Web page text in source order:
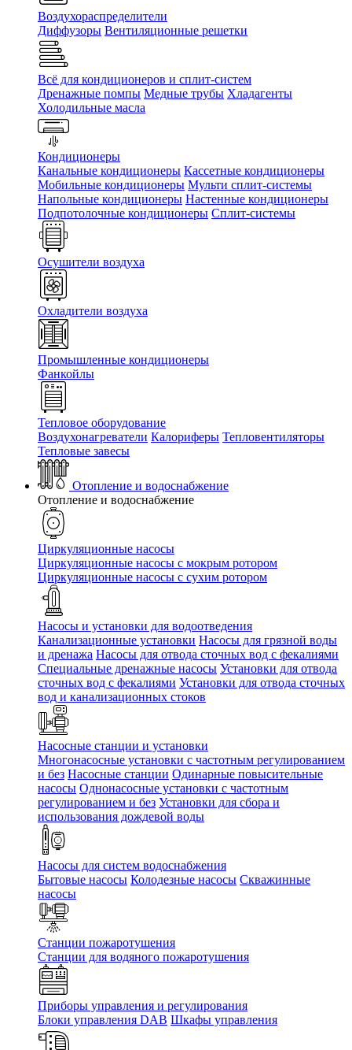
Воздухораспределители
Диффузоры Вентиляционные решетки
Всё для кондиционеров и сплит-систем
Дренажные помпы Медные трубы Хладагенты
Холодильные масла
Кондиционеры
Канальные кондиционеры Кассетные кондиционеры
Мобильные кондиционеры Мульти сплит-системы
Напольные кондиционеры Настенные кондиционеры
Подпотолочные кондиционеры Сплит-системы
Осушители воздуха
Охладители воздуха
Промышленные кондиционеры
Фанкойлы
Тепловое оборудование
Воздухонагреватели Калориферы Тепловентиляторы
Тепловые завесы
Отопление и водоснабжение
Отопление и водоснабжение
Циркуляционные насосы
Циркуляционные насосы с мокрым ротором
Циркуляционные насосы с сухим ротором
Насосы и установки для водоотведения
Канализационные установки Насосы для грязной воды
и дренажа Насосы для отвода сточных вод c фекалиями
Специальные дренажные насосы Установки для отвода
сточных вод c фекалиями Установки для отвода сточных
вод и канализационных стоков
Насосные станции и установки
Многонасосные установки с частотным регулированием
и без Насосные станции Одинарные повысительные
насосы Однонасосные установки с частотным
регулированием и без Установки для сбора и
использования дождевой воды
Насосы для систем водоснабжения
Бытовые насосы Колодезные насосы Скважинные
насосы
Станции пожаротушения
Станции для водяного пожаротушения
Приборы управления и регулирования
Блоки управления DAB Шкафы управления